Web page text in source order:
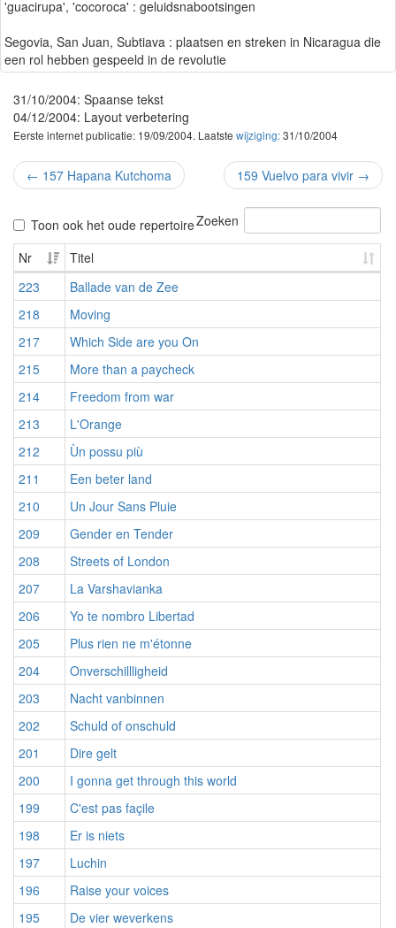
'guacirupa', 'cocoroca' : geluidsnabootsingen
Segovia, San Juan, Subtiava : plaatsen en streken in Nicaragua die
een rol hebben gespeeld in de revolutie
31/10/2004: Spaanse tekst
04/12/2004: Layout verbetering
Eerste internet publicatie: 19/09/2004. Laatste wijziging:31/10/2004
← 157 Hapana Kutchoma 159 Vuelvo para vivir →
Toon ook het oude repertoireZoeken
Nr
Titel
223
Ballade van de Zee
218
Moving
217
Which Side are you On
215
More than a paycheck
214
Freedom from war
213
L'Orange
212
Ùn possu più
211
Een beter land
210
Un Jour Sans Pluie
209
Gender en Tender
208
Streets of London
207
La Varshavianka
206
Yo te nombro Libertad
205
Plus rien ne m'étonne
204
Onverschillligheid
203
Nacht vanbinnen
202
Schuld of onschuld
201
Dire gelt
200
I gonna get through this world
199
C'est pas façile
198
Er is niets
197
Luchin
196
Raise your voices
195
De vier weverkens